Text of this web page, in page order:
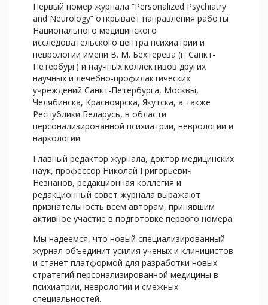
Первый номер журнала “Personalized Psychiatry
and Neurology” открывает направления работы
Национального медицинского
исследовательского центра психиатрии и
неврологии имени В. М. Бехтерева (г. Санкт-
Петербург) и научных коллективов других
научных и лечебно-профилактических
учреждений Санкт-Петербурга, Москвы,
Челябинска, Красноярска, Якутска, а также
Республики Беларусь, в области
персонализированной психиатрии, неврологии и
наркологии.
Главный редактор журнала, доктор медицинских
наук, профессор Николай Григорьевич
Незнанов, редакционная коллегия и
редакционный совет журнала выражают
признательность всем авторам, принявшим
активное участие в подготовке первого номера.
Мы надеемся, что новый специализированный
журнал объединит усилия ученых и клиницистов
и станет платформой для разработки новых
стратегий персонализированной медицины в
психиатрии, неврологии и смежных
специальностей.